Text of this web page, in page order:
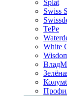
Splat
Swiss
TePe
White